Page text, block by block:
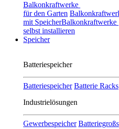
Balkonkraftwerke
für den Garten
mit SpeicherBalkonkraftwerke
selbst installieren
Speicher
Batteriespeicher
Batteriespeicher Batterie Racks
Industrielösungen
Gewerbespeicher